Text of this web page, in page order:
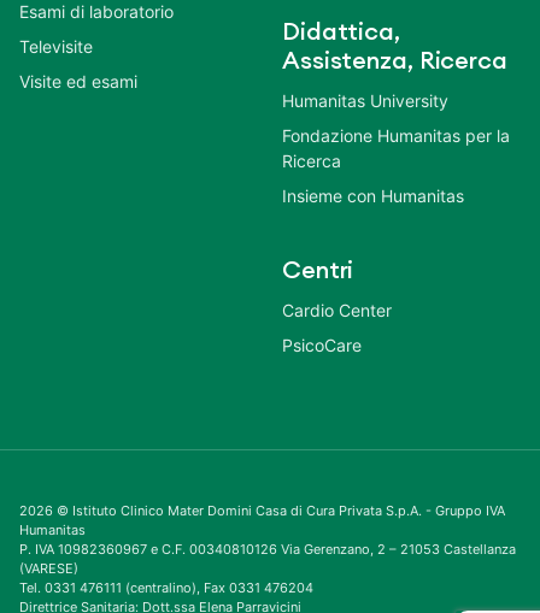
Esami di laboratorio
Televisite
Visite ed esami
Didattica,
Assistenza, Ricerca
Humanitas University
Fondazione Humanitas per la
Ricerca
Insieme con Humanitas
Centri
Cardio Center
PsicoCare
2026 © Istituto Clinico Mater Domini Casa di Cura Privata S.p.A. - Gruppo IVA
Humanitas
P. IVA 10982360967 e C.F. 00340810126 Via Gerenzano, 2 – 21053 Castellanza
(VARESE)
Tel. 0331 476111 (centralino), Fax 0331 476204
Direttrice Sanitaria: Dott.ssa Elena Parravicini